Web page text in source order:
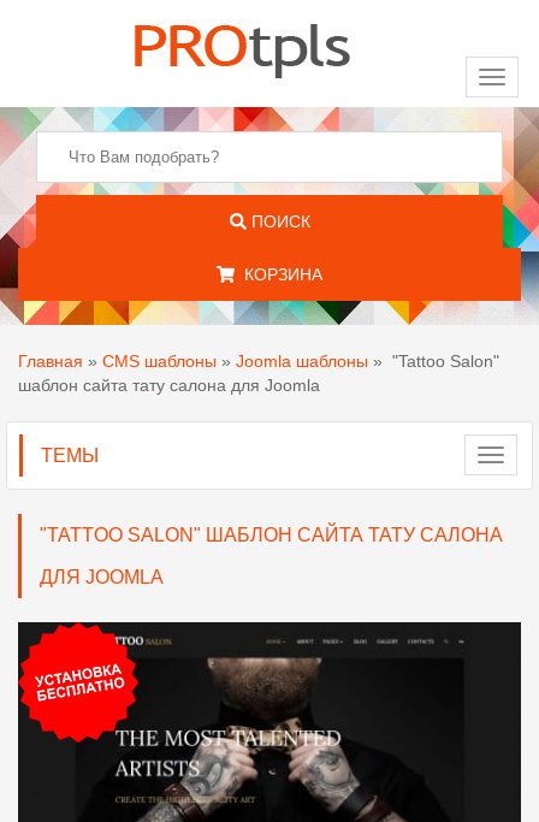
ПОИСК
КОРЗИНА
Главная » CMS шаблоны » Joomla шаблоны » "Tattoo Salon"
шаблон сайта тату салона для Joomla
ТЕМЫ
"TATTOO SALON" ШАБЛОН САЙТА ТАТУ САЛОНА
ДЛЯ JOOMLA